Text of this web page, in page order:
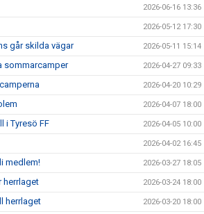
2026-06-16 13:36
2026-05-12 17:30
går skilda vägar 2026-05-11 15:14
sommarcamper 2026-04-27 09:33
2026-04-20 10:29
2026-04-07 18:00
i Tyresö FF 2026-04-05 10:00
2026-04-02 16:45
medlem! 2026-03-27 18:05
herrlaget 2026-03-24 18:00
herrlaget 2026-03-20 18:00